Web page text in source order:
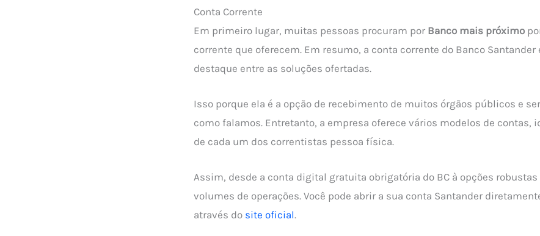
Conta Corrente
Em primeiro lugar, muitas pessoas procuram por Banco mais próximo
corrente que oferecem. Em resumo, a conta corrente do Banco Santander
destaque entre as soluções ofertadas.
Isso porque ela é a opção de recebimento de muitos órgãos públicos e
como falamos. Entretanto, a empresa oferece vários modelos de contas,
de cada um dos correntistas pessoa física.
Assim, desde a conta digital gratuita obrigatória do BC à opções robustas
volumes de operações. Você pode abrir a sua conta Santander
através do site oficial.